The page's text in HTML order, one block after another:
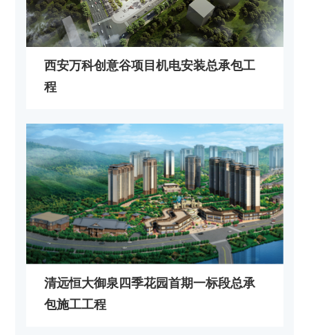
西安万科创意谷项目机电安装总承包工
程
清远恒大御泉四季花园首期一标段总承
包施工工程